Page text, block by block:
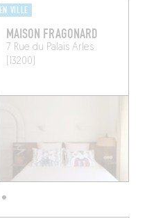
EN VILLE
MAISON FRAGONARD
7 Rue du PalaisArles
(13200)